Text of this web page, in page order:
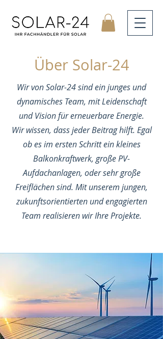
Über Solar-24
Wir von Solar-24 sind ein junges und
dynamisches Team, mit Leidenschaft
und Vision für erneuerbare Energie.
Wir wissen, dass jeder Beitrag hilft. Egal
ob es im ersten Schritt ein kleines
Balkonkraftwerk, große PV-
Aufdachanlagen, oder sehr große
Freiflächen sind. Mit unserem jungen,
zukunftsorientierten und engagierten
Team realisieren wir Ihre Projekte.